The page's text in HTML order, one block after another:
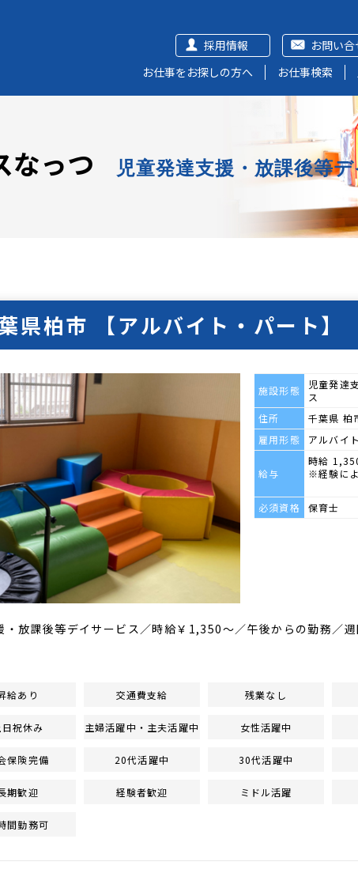
お問い合
採用情報
お仕事をお探しの方へ
お仕事検索
なっつ 児童発達支援・放課後等
県柏市 【アルバイト・パート】
施設形態
児童発達
ス
住所
千葉県 柏
雇用形態
アルバイ
給与
時給
※経験に
必須資格 保育士
・放課後等デイサービス／時給￥1,350～／午後からの勤務／
給あり 交通費支給 残業なし
日祝休み 主婦活躍中・主夫活躍中 女性活躍中
保険完備 20代活躍中 30代活躍中
期歓迎 経験者歓迎 ミドル活躍
間勤務可